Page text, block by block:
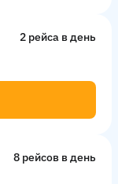
2 рейсa в день
8 рейсов в день